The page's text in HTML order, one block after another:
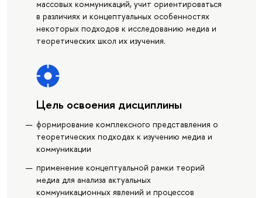
массовых коммуникаций, учит ориентироваться
в различиях и концептуальных особенностях
некоторых подходов к исследованию медиа и
теоретических школ их изучения.
Цель освоения дисциплины
формирование комплексного представления о
теоретических подходах к изучению медиа и
коммуникации
применение концептуальной рамки теорий
медиа для анализа актуальных
коммуникационных явлений и процессов